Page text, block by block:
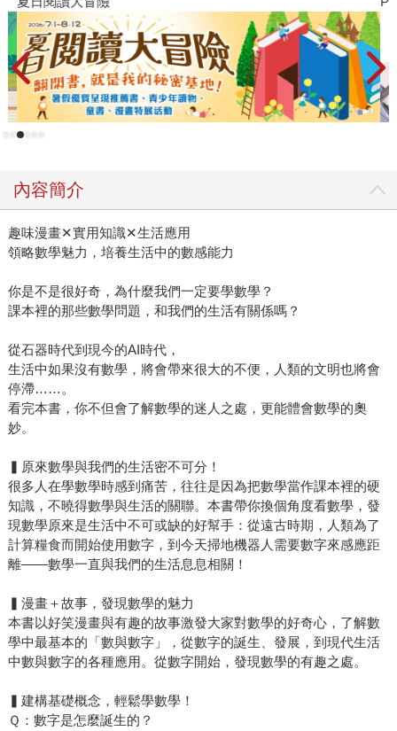
內容簡介
趣味漫畫✕實用知識✕生活應用
領略數學魅力，培養生活中的數感能力
你是不是很好奇，為什麼我們一定要學數學？
課本裡的那些數學問題，和我們的生活有關係嗎？
從石器時代到現今的AI時代，
生活中如果沒有數學，將會帶來很大的不便，人類的文明也將會
停滯……。
看完本書，你不但會了解數學的迷人之處，更能體會數學的奧
妙。
▍原來數學與我們的生活密不可分！
很多人在學數學時感到痛苦，往往是因為把數學當作課本裡的硬
知識，不曉得數學與生活的關聯。本書帶你換個角度看數學，發
現數學原來是生活中不可或缺的好幫手：從遠古時期，人類為了
計算糧食而開始使用數字，到今天掃地機器人需要數字來感應距
離——數學一直與我們的生活息息相關！
▍漫畫＋故事，發現數學的魅力
本書以好笑漫畫與有趣的故事激發大家對數學的好奇心，了解數
學中最基本的「數與數字」，從數字的誕生、發展，到現代生活
中數與數字的各種應用。從數字開始，發現數學的有趣之處。
▍建構基礎概念，輕鬆學數學！
Ｑ：數字是怎麼誕生的？